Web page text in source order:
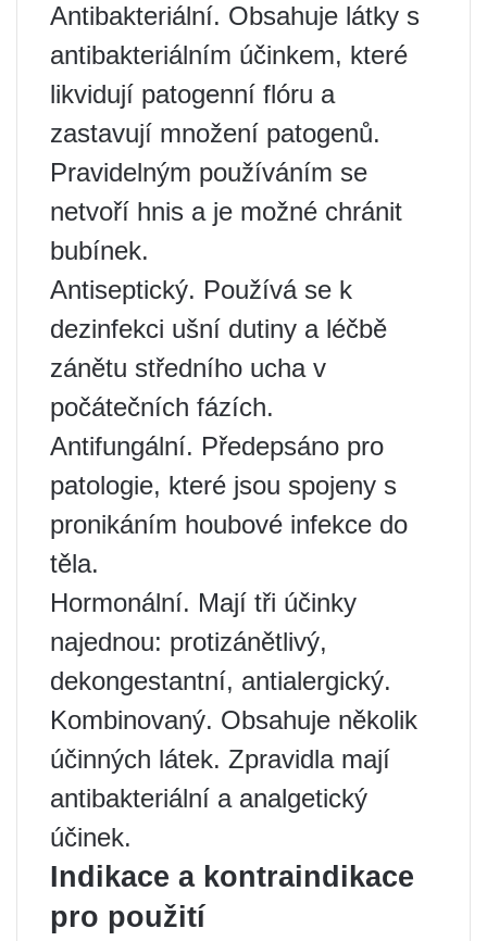
Antibakteriální. Obsahuje látky s
antibakteriálním účinkem, které
likvidují patogenní flóru a
zastavují množení patogenů.
Pravidelným používáním se
netvoří hnis a je možné chránit
bubínek.
Antiseptický. Používá se k
dezinfekci ušní dutiny a léčbě
zánětu středního ucha v
počátečních fázích.
Antifungální. Předepsáno pro
patologie, které jsou spojeny s
pronikáním houbové infekce do
těla.
Hormonální. Mají tři účinky
najednou: protizánětlivý,
dekongestantní, antialergický.
Kombinovaný. Obsahuje několik
účinných látek. Zpravidla mají
antibakteriální a analgetický
účinek.
Indikace a kontraindikace
pro použití